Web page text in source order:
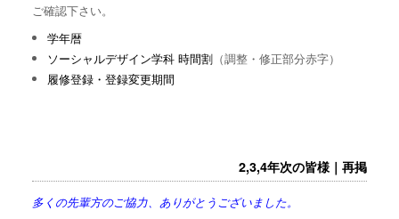
ご確認下さい。
学年暦
ソーシャルデザイン学科 時間割 （調整・修正部分赤字）
履修登録・登録変更期間
2,3,4年次の皆様｜再掲
多くの先輩方のご協力、ありがとうございました。